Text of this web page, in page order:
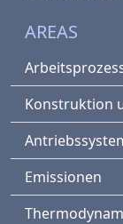
AREAS
Konstruktion
Emissionen